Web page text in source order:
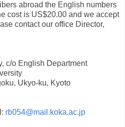
abroad the English numbers
cost is US$20.00 and we accept
contact our office Director,
c/o English Department
Ukyo-ku, Kyoto
rb054@mail.koka.ac.jp